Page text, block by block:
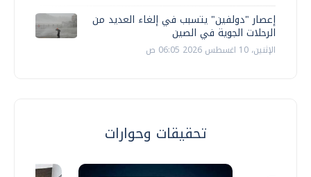
إعصار "دولفين" يتسبب في إلغاء العديد من
الرحلات الجوية في الصين
الإثنين، 10 اغسطس 2026 06:05 ص
تحقيقات وحوارات